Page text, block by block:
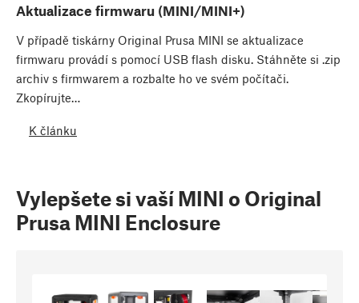
Aktualizace firmwaru (MINI/MINI+)
V případě tiskárny Original Prusa MINI se aktualizace
firmwaru provádí s pomocí USB flash disku. Stáhněte si .zip
archiv s firmwarem a rozbalte ho ve svém počítači.
Zkopírujte…
K článku
Vylepšete si vaší MINI o Original
Prusa MINI Enclosure